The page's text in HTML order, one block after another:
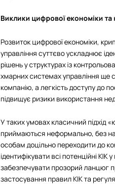
Виклики цифрової економіки та
Розвиток цифрової економіки,
управління суттєво ускладнює
рішень у структурах із
хмарних системах управління ще
компанію, а легкість доступу до
підвищує ризики використання
У таких умовах класичний підхід
приймаються неформально, без
особам доцільно переходити до
ідентифікувати всі потенційні
забезпечувати прозорий ланцюг
застосування правил КІК та